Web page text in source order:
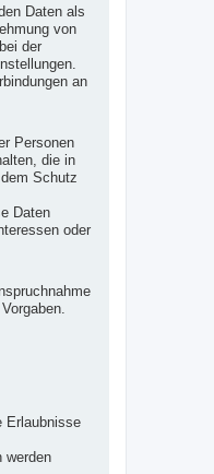
Daten als
von
der
an
Personen
die in
Schutz
Daten
oder
Erlaubnisse
werden